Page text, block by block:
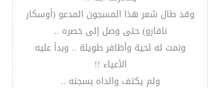
وقد طال شعر هذا المسجون المدعو (أوسكار
نافارو) حتى وصل إلى خصره ..
ونمت له لحية وأظافر طويلة .. وبدأ عليه
الأعياء !!
ولم يكتف والداه بسجنه ..